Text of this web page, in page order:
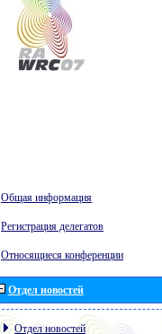
Общая информация
Регистрация делегатов
Относящиеся конференции
Отдел новостей
Отдел новостей